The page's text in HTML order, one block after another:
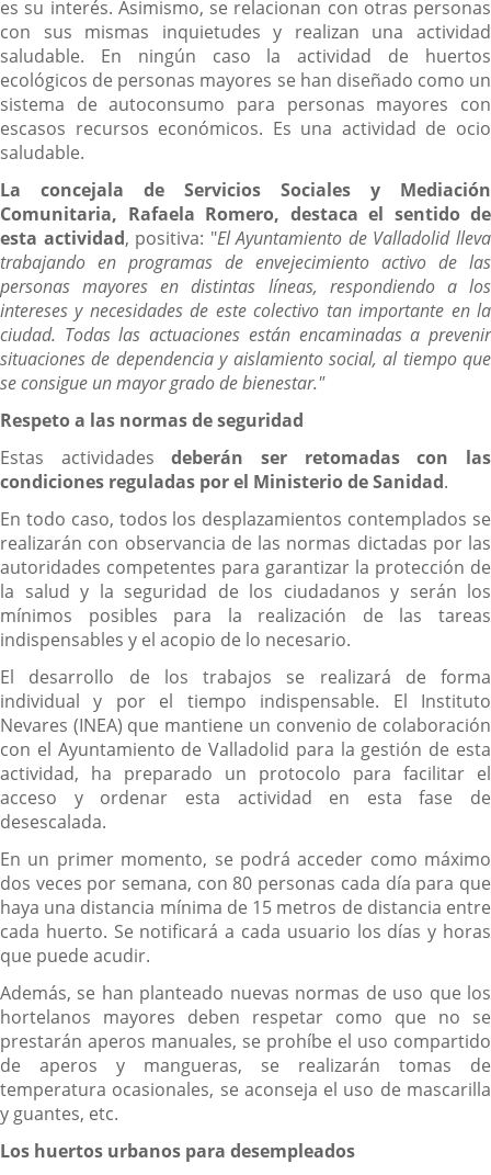
es su interés. Asimismo, se relacionan con otras personas
con sus mismas inquietudes y realizan una actividad
saludable. En ningún caso la actividad de huertos
ecológicos de personas mayores se han diseñado como un
sistema de autoconsumo para personas mayores con
escasos recursos económicos. Es una actividad de ocio
saludable.
La concejala de Servicios Sociales y Mediación
Comunitaria, Rafaela Romero, destaca el sentido de
esta actividad, positiva: "El Ayuntamiento de Valladolid lleva
trabajando en programas de envejecimiento activo de las
personas mayores en distintas líneas, respondiendo a los
intereses y necesidades de este colectivo tan importante en la
ciudad. Todas las actuaciones están encaminadas a prevenir
situaciones de dependencia y aislamiento social, al tiempo que
se consigue un mayor grado de bienestar."
Respeto a las normas de seguridad
Estas actividadesdeberán ser retomadas con las
condiciones reguladas por el Ministerio de Sanidad.
En todo caso, todos los desplazamientos contemplados se
realizarán con observancia de las normas dictadas por las
autoridades competentes para garantizar la protección de
la salud y la seguridad de los ciudadanos y serán los
mínimos posibles para la realización de las tareas
indispensables y el acopio de lo necesario.
El desarrollo de los trabajos se realizará de forma
individual y por el tiempo indispensable. El Instituto
Nevares (INEA) que mantiene un convenio de colaboración
con el Ayuntamiento de Valladolid para la gestión de esta
actividad, ha preparado un protocolo para facilitar el
acceso y ordenar esta actividad en esta fase de
desescalada.
En un primer momento, se podrá acceder como máximo
dos veces por semana, con 80 personas cada día para que
haya una distancia mínima de 15 metros de distancia entre
cada huerto. Se notificará a cada usuario los días y horas
que puede acudir.
Además, se han planteado nuevas normas de uso que los
hortelanos mayores deben respetar como que no se
prestarán aperos manuales, se prohíbe el uso compartido
de aperos y mangueras, se realizarán tomas de
temperatura ocasionales, se aconseja el uso de mascarilla
y guantes, etc.
Los huertos urbanos para desempleados